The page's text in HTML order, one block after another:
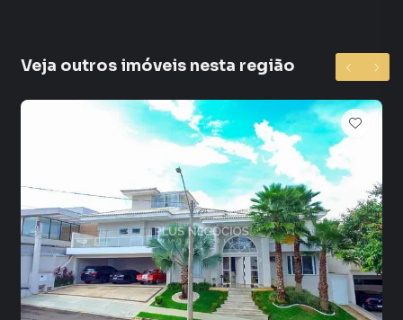
Veja outros imóveis nesta região